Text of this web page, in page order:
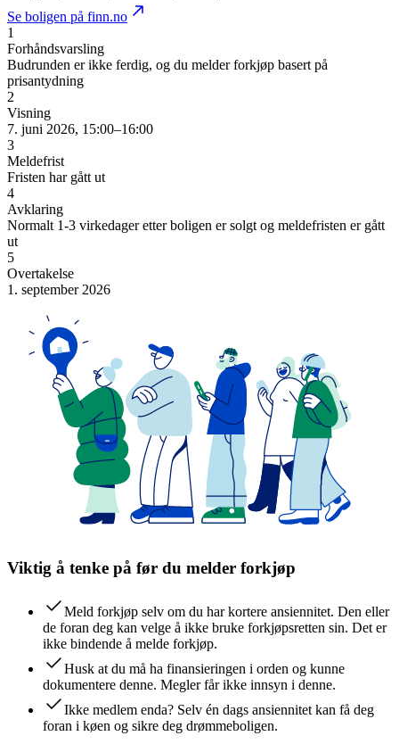
Se boligen på finn.no
1
Forhåndsvarsling
Budrunden er ikke ferdig, og du melder forkjøp basert på
prisantydning
2
Visning
7. juni 2026, 15:00–16:00
3
Meldefrist
Fristen har gått ut
4
Avklaring
Normalt 1-3 virkedager etter boligen er solgt og meldefristen er gått
ut
5
Overtakelse
1. september 2026
Viktig å tenke på før du melder forkjøp
Meld forkjøp selv om du har kortere ansiennitet. Den eller
de foran deg kan velge å ikke bruke forkjøpsretten sin. Det er
ikke bindende å melde forkjøp.
Husk at du må ha finansieringen i orden og kunne
dokumentere denne. Megler får ikke innsyn i denne.
Ikke medlem enda? Selv én dags ansiennitet kan få deg
foran i køen og sikre deg drømmeboligen.